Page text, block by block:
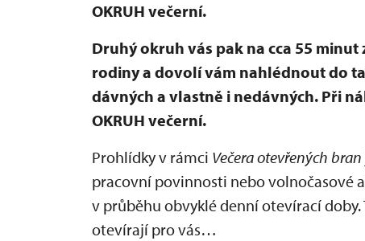
OKRUH večerní.
Druhý okruh vás pak na cca 55
rodiny a dovolí vám nahlédnout do
dávných a vlastně i nedávných. Při
OKRUH večerní.
Prohlídky v rámci Večera otevřených bran
pracovní povinnosti nebo volnočasové
v průběhu obvyklé denní otevírací
otevírají pro vás…